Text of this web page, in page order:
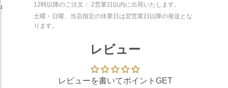
12時以降のご注文： 2営業日以内に出荷いたします。
土曜・日曜、当店指定の休業日は翌営業日以降の発送とな
ります。
レビュー
レビューを書いてポイントGET
名
◆有名メゾンでも
◆プッシュ式のス